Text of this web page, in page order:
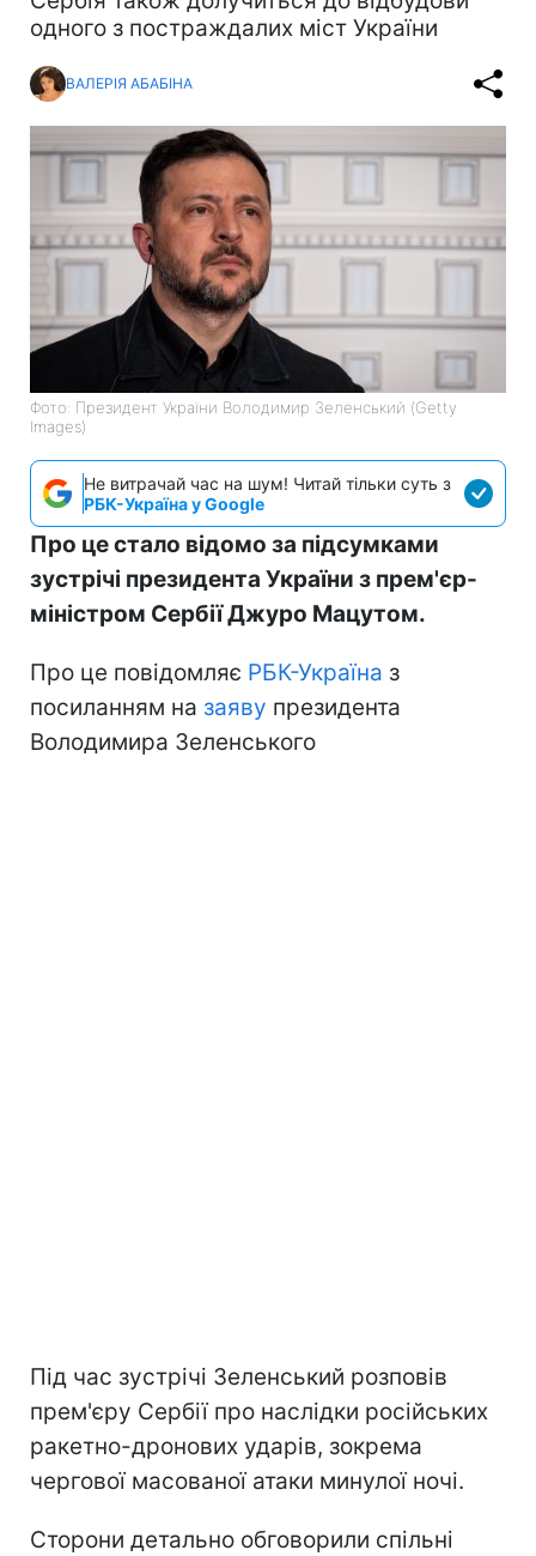
одного з постраждалих міст України
ВАЛЕРІЯ АБАБІНА
Фото: Президент України Володимир Зеленський (Getty
Images)
Не витрачай час на шум! Читай тільки суть з
РБК-Україна у Google
Про це стало відомо за підсумками
зустрічі президента України з прем'єр-
міністром Сербії Джуро Мацутом.
Про це повідомляє РБК-Україна з
посиланням на заяву президента
Володимира Зеленського
Під час зустрічі Зеленський розповів
прем'єру Сербії про наслідки російських
ракетно-дронових ударів, зокрема
чергової масованої атаки минулої ночі.
Сторони детально обговорили спільні